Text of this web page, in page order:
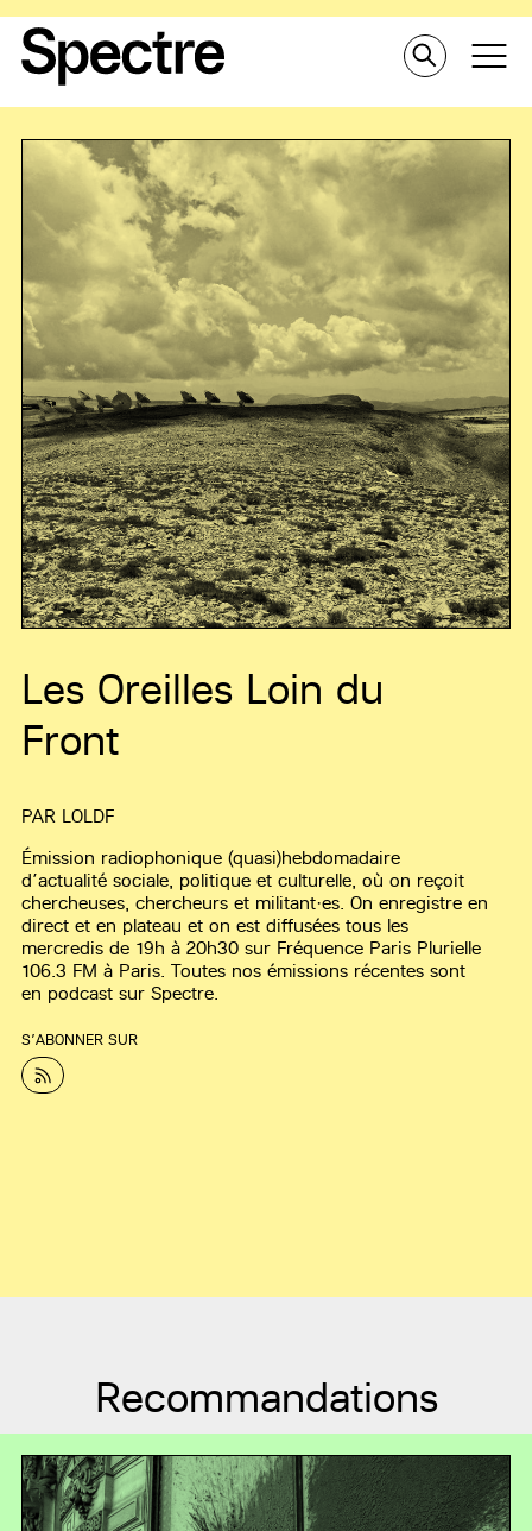
Les Oreilles Loin du
Front
PAR LOLDF
Émission radiophonique (quasi)hebdomadaire
d’actualité sociale, politique et culturelle, où on reçoit
chercheuses, chercheurs et militant·es. On enregistre en
direct et en plateau et on est diffusées tous les
mercredis de 19h à 20h30 sur Fréquence Paris Plurielle
106.3 FM à Paris. Toutes nos émissions récentes sont
en podcast sur Spectre.
S’ABONNER SUR
Recommandations